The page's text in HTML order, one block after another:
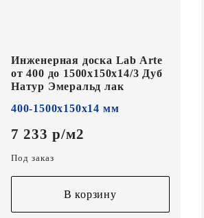
Инженерная доска Lab Arte
от 400 до 1500х150х14/3 Дуб
Натур Эмеральд лак
400-1500х150х14 мм
7 233 р/м2
Под заказ
В корзину